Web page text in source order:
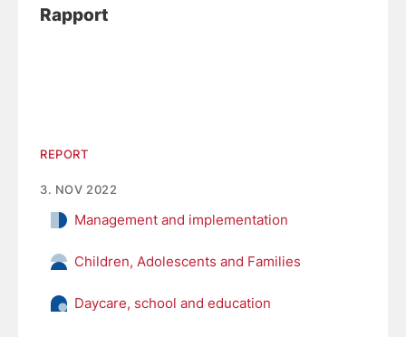
Rapport
REPORT
3. NOV 2022
Management and implementation
Children, Adolescents and Families
Daycare, school and education